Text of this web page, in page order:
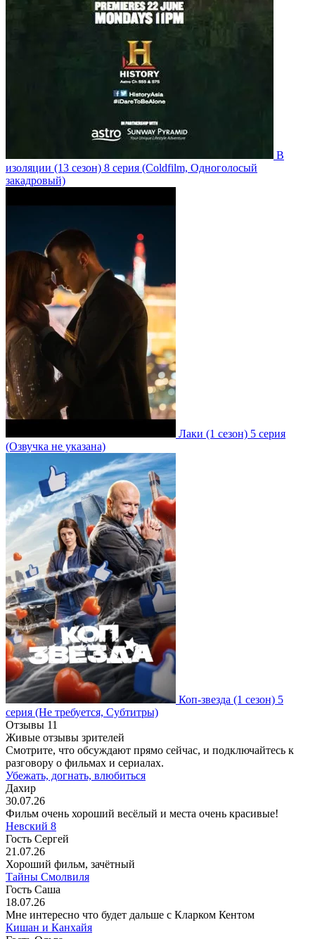
В
изоляции (13 сезон) 8 серия (Coldfilm, Одноголосый
закадровый)
Лаки (1 сезон) 5 серия
(Озвучка не указана)
Коп-звезда (1 сезон) 5
серия (Не требуется, Субтитры)
Отзывы 11
Живые отзывы зрителей
Смотрите, что обсуждают прямо сейчас, и подключайтесь к
разговору о фильмах и сериалах.
Убежать, догнать, влюбиться
Дахир
30.07.26
Фильм очень хороший весёлый и места очень красивые!
Невский 8
Гость Сергей
21.07.26
Хороший фильм, зачётный
Тайны Смолвиля
Гость Саша
18.07.26
Мне интересно что будет дальше с Кларком Кентом
Кишан и Канхайя